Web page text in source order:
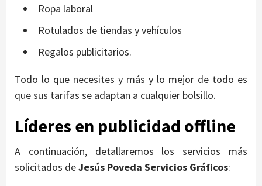
Ropa laboral
Rotulados de tiendas y vehículos
Regalos publicitarios.
Todo lo que necesites y más y lo mejor de todo es
que sus tarifas se adaptan a cualquier bolsillo.
Líderes en publicidad offline
A continuación, detallaremos los servicios más
solicitados deJesús Poveda Servicios Gráficos: